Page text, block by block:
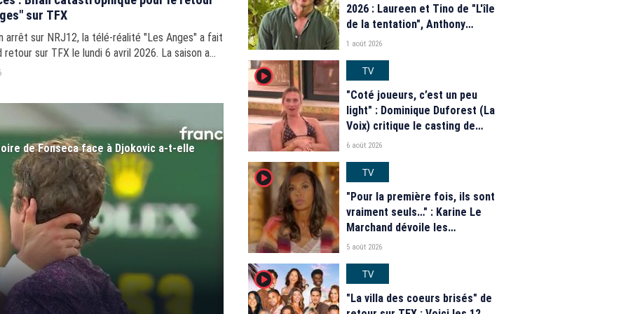
sur TFX
arrêt sur NRJ12, la télé-réalité "Les Anges" a fait
retour sur TFX le lundi 6 avril 2026. La saison a
vendredi 30 mai après près de 2 mois
de Fonseca face à Djokovic a-t-elle
2026 : Laureen et Tino de "L'île
de la tentation", Anthony
Matéo, Jade Leboeuf... Le
de la télé-réalité de W9
1 août 2026
player2
TV
"Coté joueurs, c’est un peu
light" : Dominique Duforest (La
Voix) critique le casting de
"Secret Story" 2026
6 août 2026
player2
TV
"Pour la première fois, ils sont
vraiment seuls…" : Karine Le
Marchand dévoile les
nouveautés des speed dating
2026
5 août 2026
player2
TV
"La villa des coeurs brisés" de